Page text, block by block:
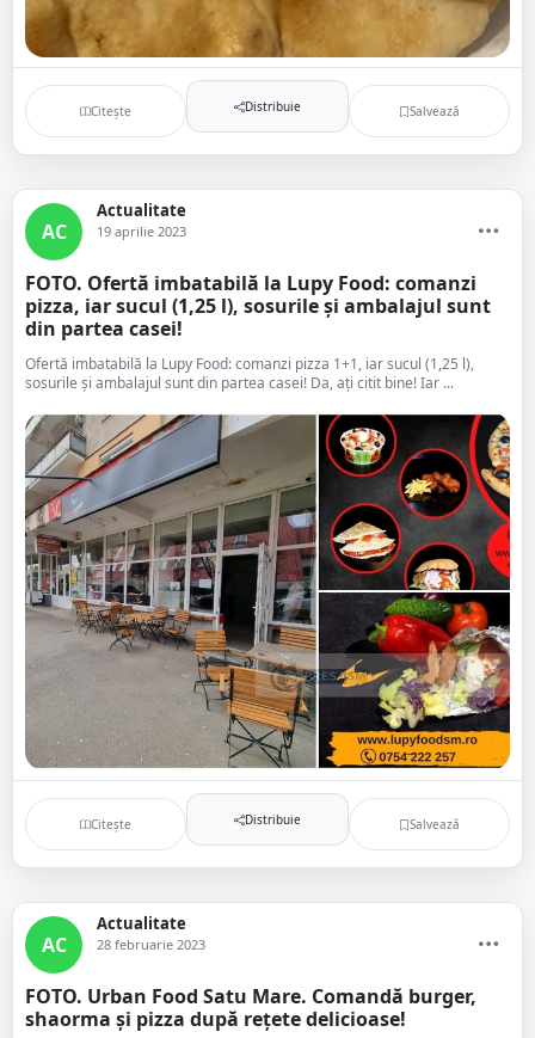
Citește Distribuie Salvează
AC
Actualitate
19 aprilie 2023
FOTO. Ofertă imbatabilă la Lupy Food: comanzi
pizza, iar sucul (1,25 l), sosurile și ambalajul sunt
din partea casei!
Ofertă imbatabilă la Lupy Food: comanzi pizza 1+1, iar sucul (1,25 l),
sosurile și ambalajul sunt din partea casei! Da, ați citit bine! Iar ...
Citește Distribuie Salvează
AC
Actualitate
28 februarie 2023
FOTO. Urban Food Satu Mare. Comandă burger,
shaorma și pizza după rețete delicioase!